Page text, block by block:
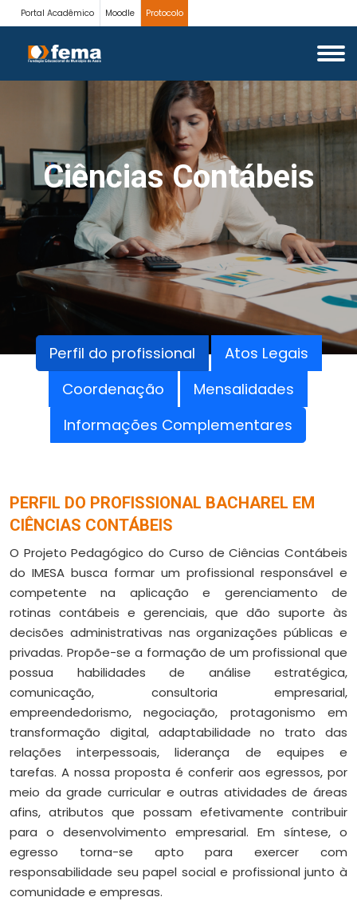
Portal Acadêmico Moodle Protocolo
Ciências Contábeis
Perfil do profissional
Atos Legais
Coordenação
Mensalidades
Informações Complementares
PERFIL DO PROFISSIONAL BACHAREL EM
CIÊNCIAS CONTÁBEIS
O Projeto Pedagógico do Curso de Ciências Contábeis
do IMESA busca formar um profissional responsável e
competente na aplicação e gerenciamento de
rotinas contábeis e gerenciais, que dão suporte às
decisões administrativas nas organizações públicas e
privadas. Propõe-se a formação de um profissional que
possua habilidades de análise estratégica,
comunicação, consultoria empresarial,
empreendedorismo, negociação, protagonismo em
transformação digital, adaptabilidade no trato das
relações interpessoais, liderança de equipes e
tarefas. A nossa proposta é conferir aos egressos, por
meio da grade curricular e outras atividades de áreas
afins, atributos que possam efetivamente contribuir
para o desenvolvimento empresarial. Em síntese, o
egresso torna-se apto para exercer com
responsabilidade seu papel social e profissional junto à
comunidade e empresas.